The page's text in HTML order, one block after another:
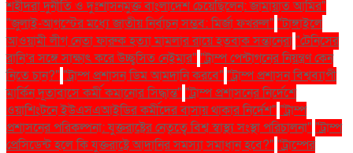
শহীদরা দুর্নীতি ও দুঃশাসনমুক্ত বাংলাদেশ চেয়েছিলেন: জামায়াত আমির"
"জুলাই-আগস্টের মধ্যে জাতীয় নির্বাচন সম্ভব: মির্জা ফখরুল" "টাঙ্গাইলে
আওয়ামী লীগ নেতা ফারুক হত্যা মামলার রায়ে হতবাক সন্তানেরা"টেনিসের
রানি’র সঙ্গে সাক্ষাৎ করে উচ্ছ্বসিত নেইমার" "ট্রাম্প পেন্টাগনের নিয়ন্ত্রণ কেন
নিতে চান?" "ট্রাম্প প্রশাসন ডিম আমদানি করবে" "ট্রাম্প প্রশাসন বিশ্বব্যাপী
মার্কিন দূতাবাসে কর্মী কমানোর সিদ্ধান্ত" "ট্রাম্প প্রশাসনের নির্দেশে
ওয়াশিংটনে ইউএসএআইডির কর্মীদের বাসায় থাকার নির্দেশ" "ট্রাম্প
প্রশাসনের পরিকল্পনা: যুক্তরাষ্ট্রের নেতৃত্বে বিশ্ব স্বাস্থ্য সংস্থা পরিচালনা" "ট্রাম্প
প্রেসিডেন্ট হলে কি যুক্তরাষ্ট্রে আদানির সমস্যা সমাধান হবে?" "ট্রাম্পের